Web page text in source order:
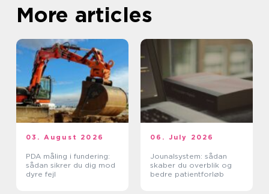
More articles
03. August 2026
PDA måling i fundering:
sådan sikrer du dig mod
dyre fejl
06. July 2026
Jounalsystem: sådan
skaber du overblik og
bedre patientforløb